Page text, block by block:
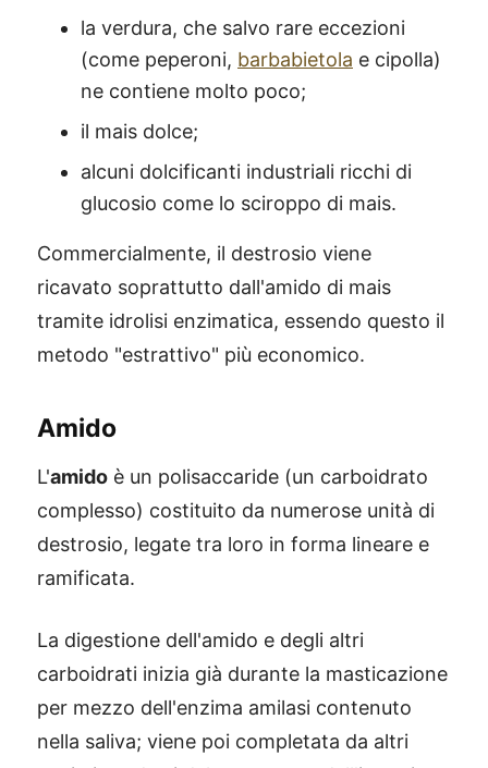
la verdura, che salvo rare eccezioni
(come peperoni, barbabietola e cipolla)
ne contiene molto poco;
il mais dolce;
alcuni dolcificanti industriali ricchi di
glucosio come lo sciroppo di mais.
Commercialmente, il destrosio viene
ricavato soprattutto dall'amido di mais
tramite idrolisi enzimatica, essendo questo il
metodo "estrattivo" più economico.
Amido
L'amido è un polisaccaride (un carboidrato
complesso) costituito da numerose unità di
destrosio, legate tra loro in forma lineare e
ramificata.
La digestione dell'amido e degli altri
carboidrati inizia già durante la masticazione
per mezzo dell'enzima amilasi contenuto
nella saliva; viene poi completata da altri